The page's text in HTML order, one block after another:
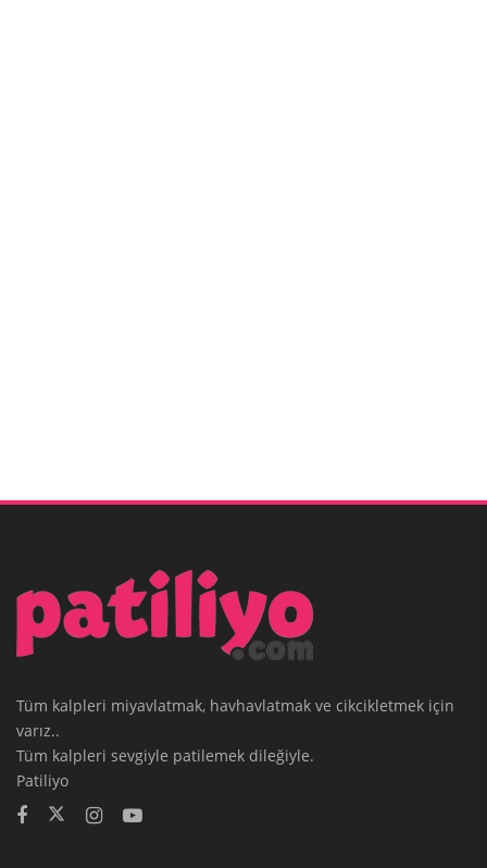
Tüm kalpleri miyavlatmak, havhavlatmak ve cikcikletmek için
varız..
Tüm kalpleri sevgiyle patilemek dileğiyle.
Patiliyo